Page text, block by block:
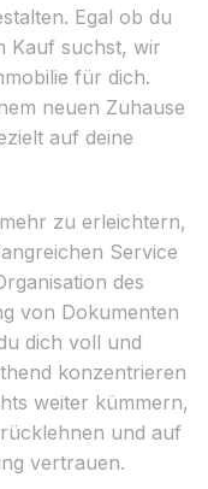
Egal ob du
Kauf suchst, wir
für dich.
neuen Zuhause
auf deine
zu erleichtern,
Service
des
von Dokumenten
dich voll und
konzentrieren
weiter kümmern,
und auf
vertrauen.